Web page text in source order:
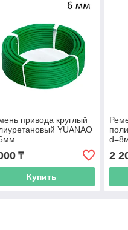
привода круглый
YUANAO
₸
Купить
2